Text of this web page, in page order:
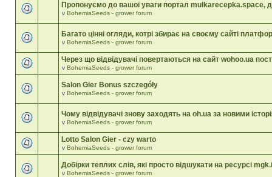
Пропонуємо до вашої уваги портал mulkarecepka.space,
v BohemiaSeeds - grower forum
Багато цінні огляди, котрі збирає на своєму сайті
v BohemiaSeeds - grower forum
Через що відвідувачі повертаються на сайт wohoo.ua
v BohemiaSeeds - grower forum
Salon Gier Bonus szczegóły
v BohemiaSeeds - grower forum
Чому відвідувачі знову заходять на oh.ua за новими
v BohemiaSeeds - grower forum
Lotto Salon Gier - czy warto
v BohemiaSeeds - grower forum
Добірки теплих слів, які просто відшукати на ресурсі
v BohemiaSeeds - grower forum